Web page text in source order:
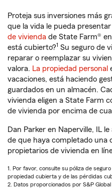
Proteja sus inversiones más
que la vida le pueda presentar
de vivienda de State Farm®
está cubierto?1 Su seguro de
reparar o reemplazar su
valora. La propiedad personal
vacaciones, está haciendo
guardados en un almacén.
vivienda eligen a State Farm
de vivienda por encima de
Dan Parker en Naperville, IL
de que haya completado una
propietarios de vivienda en
1. Por favor, consulte su póliza de
propiedad cubierta y de las pérdidas
2. Datos proporcionados por S&P